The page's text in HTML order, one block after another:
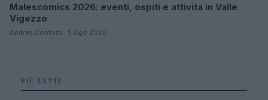
Malescomics 2026: eventi, ospiti e attività in Valle
Vigezzo
Andrea Conforti · 5 Ago 2026
PIÙ LETTI